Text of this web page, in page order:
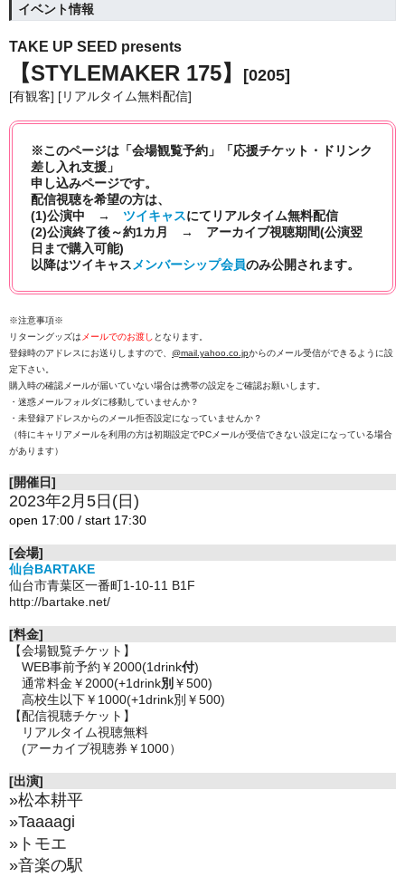
イベント情報
TAKE UP SEED presents
【STYLEMAKER 175】 [0205]
[有観客] [リアルタイム無料配信]
※このページは「会場観覧予約」「応援チケット・ドリンク
差し入れ支援」
申し込みページです。
配信視聴を希望の方は、
(1)公演中 → ツイキャスにて リアルタイム無料配信
(2)公演終了後～約1カ月 → アーカイブ視聴期間(公演翌
日まで購入可能)
以降はツイキャス メンバーシップ会員のみ公開されます。
※注意事項※
リターングッズは メールでのお渡し となります。
登録時のアドレスにお送りしますので、 @mail.yahoo.co.jpからのメール受信ができるように設
定下さい。
購入時の確認メールが届いていない場合は携帯の設定をご確認お願いします。
・迷惑メールフォルダに移動していませんか？
・未登録アドレスからのメール拒否設定になっていませんか？
（特にキャリアメールを利用の方は初期設定でPCメールが受信できない設定になっている場合
があります）
[開催日]
2023年2月5日(日)
open 17:00 / start 17:30
[会場]
仙台BARTAKE
仙台市青葉区一番町1-10-11 B1F
http://bartake.net/
[料金]
【会場観覧チケット】
WEB事前予約￥2000(1drink付)
通常料金￥2000(+1drink別 ￥500)
高校生以下￥1000(+1drink別￥500)
【配信視聴チケット】
リアルタイム視聴無料
(アーカイブ視聴券￥1000）
[出演]
»松本耕平
»Taaaagi
»トモエ
»音楽の駅